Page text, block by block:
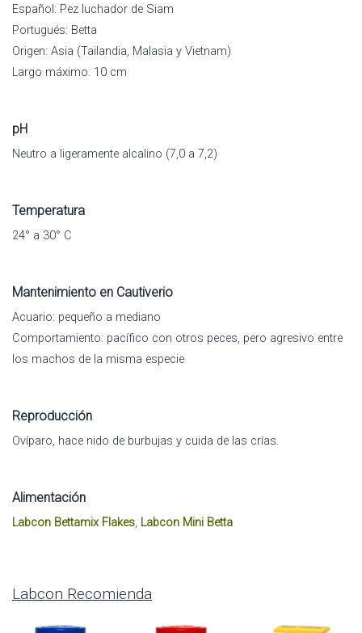
Español: Pez luchador de Siam
Portugués: Betta
Origen: Asia (Tailandia, Malasia y Vietnam)
Largo máximo: 10 cm
pH
Neutro a ligeramente alcalino (7,0 a 7,2)
Temperatura
24° a 30° C
Mantenimiento en Cautiverio
Acuario: pequeño a mediano
Comportamiento: pacífico con otros peces, pero agresivo entre
los machos de la misma especie
Reproducción
Ovíparo, hace nido de burbujas y cuida de las crías.
Alimentación
Labcon Bettamix Flakes, Labcon Mini Betta
Labcon Recomienda